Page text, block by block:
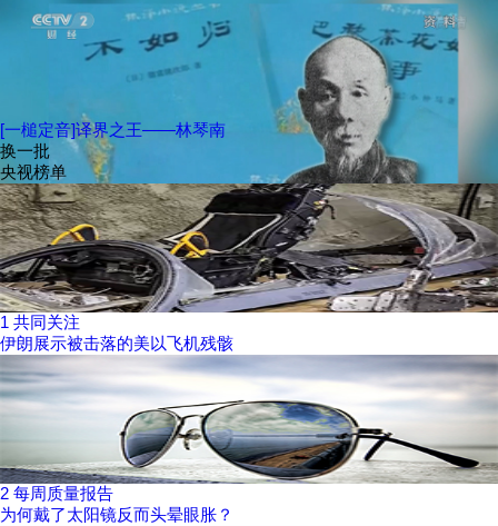
[一槌定音]译界之王——林琴南
换一批
央视榜单
1 共同关注
伊朗展示被击落的美以飞机残骸
2 每周质量报告
为何戴了太阳镜反而头晕眼胀？